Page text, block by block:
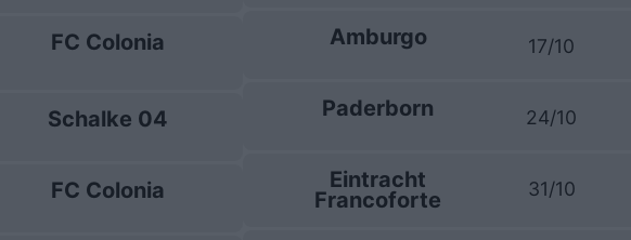
FC Colonia
Schalke 04
FC Colonia
Amburgo 17/10
Paderborn 24/10
Eintracht
Francoforte 31/10